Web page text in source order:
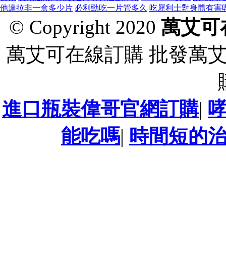
他達拉非一盒多少片 必利勁吃一片管多久 吃犀利士對身體有害
© Copyright 2020 萬艾可
萬艾可在線訂購 批發萬
進口瓶裝偉哥官網訂購|
能吃嗎| 時間短的